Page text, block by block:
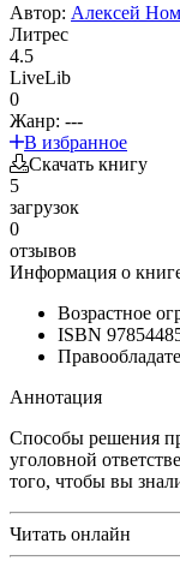
Автор: Алексей
Литрес
4.5
LiveLib
0
Жанр: ---
В избранное
Скачать книгу
5
загрузок
0
отзывов
Информация о
Возрастное
ISBN
Аннотация
Способы решения
уголовной
того, чтобы вы
Читать онлайн